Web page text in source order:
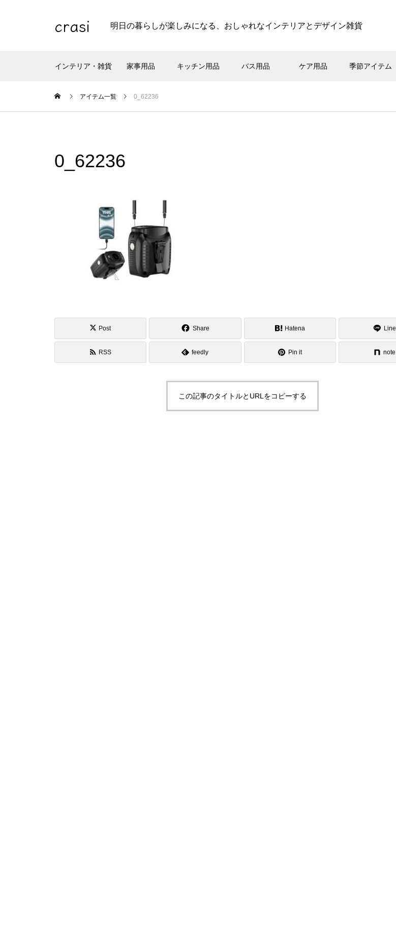
crasi 明日の暮らしが楽しみになる、おしゃれなインテリアとデザイン雑貨
インテリア・雑貨 家事用品 キッチン用品 バス用品 ケア用品 季節アイテム
アイテム一覧 0_62236
0_62236
Post Share Hatena Line
RSS feedly Pin it note
この記事のタイトルとURLをコピーする